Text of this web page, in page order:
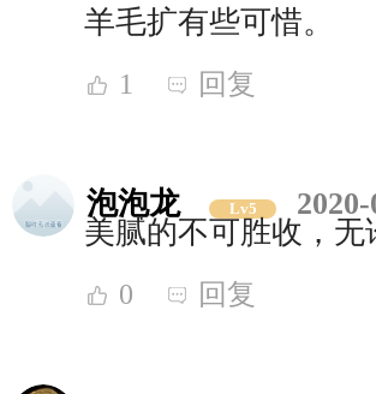
羊毛扩有些可惜。
1 回复
泡泡龙 Lv5
美腻的不可胜收，
0 回复